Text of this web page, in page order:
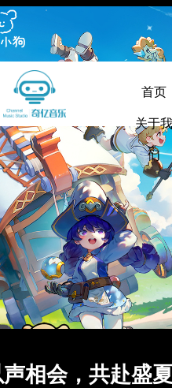
首页
关于我
们
声相会，共赴盛